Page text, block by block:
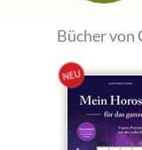
Bücher